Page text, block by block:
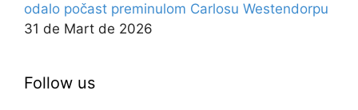
odalo počast preminulom Carlosu Westendorpu
31 de Mart de 2026
Follow us